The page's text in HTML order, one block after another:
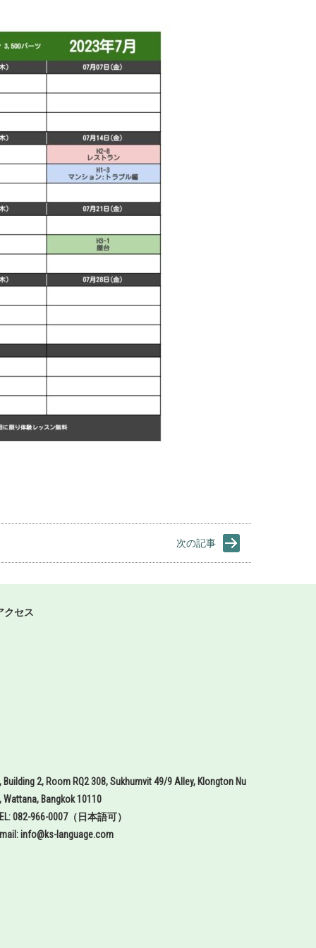
次の記事
クセス
Building 2, Room RQ2 308, Sukhumvit 49/9 Alley, Klongton Nu
Wattana, Bangkok 10110
082-966-0007（日本語可）
info@ks-language.com